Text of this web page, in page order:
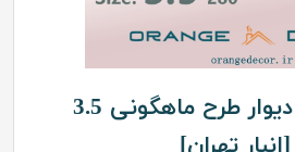
نبشی پی وی سی دیوار طرح ماهگونی 3.5